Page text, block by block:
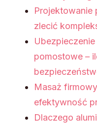
Projektowanie
zlecić
Ubezpieczenie
pomostowe –
Masaż
efektywność
Dlaczego